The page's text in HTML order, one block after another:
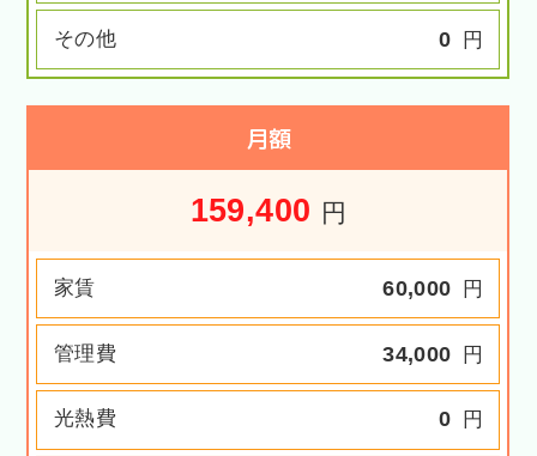
その他 0 円
月額
159,400 円
家賃 60,000 円
管理費 34,000 円
光熱費 0 円